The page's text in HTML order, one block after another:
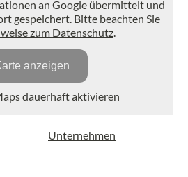
an Google übermittelt und
gespeichert. Bitte beachten Sie
zum Datenschutz
anzeigen
dauerhaft aktivieren
Unternehmen